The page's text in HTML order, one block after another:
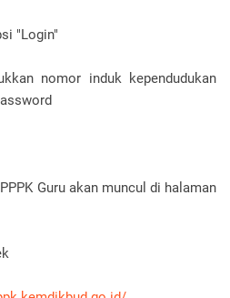
"Login"
nomor induk kependudukan
Guru akan muncul di halaman